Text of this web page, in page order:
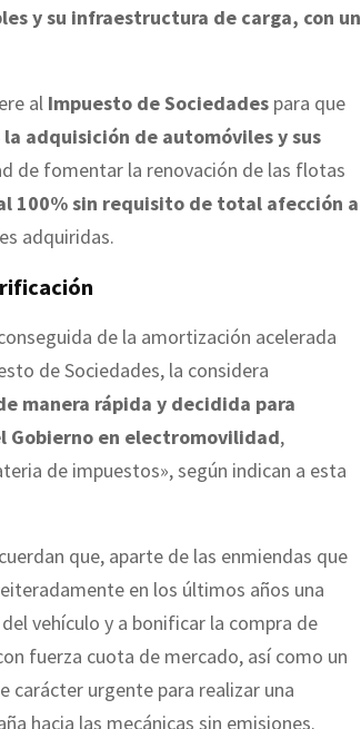
y su infraestructura de carga, con un
al Impuesto de Sociedades para que
adquisición de automóviles y sus
de fomentar la renovación de las flotas
100% sin requisito de total afección a
adquiridas.
de la amortización acelerada
de Sociedades, la considera
manera rápida y decidida para
Gobierno en electromovilidad,
de impuestos», según indican a esta
que, aparte de las enmiendas que
en los últimos años una
vehículo y a bonificar la compra de
fuerza cuota de mercado, así como un
carácter urgente para realizar una
hacia las mecánicas sin emisiones.